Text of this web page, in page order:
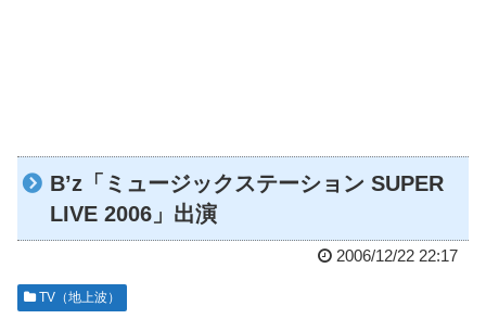
B’z「ミュージックステーション SUPER
LIVE 2006」出演
2006/12/22 22:17
TV（地上波）